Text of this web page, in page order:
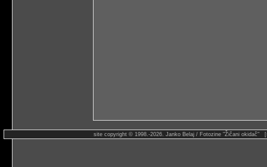
site copyright © 1998.-2026. Janko Belaj / Fotozine "Žičani okidač"